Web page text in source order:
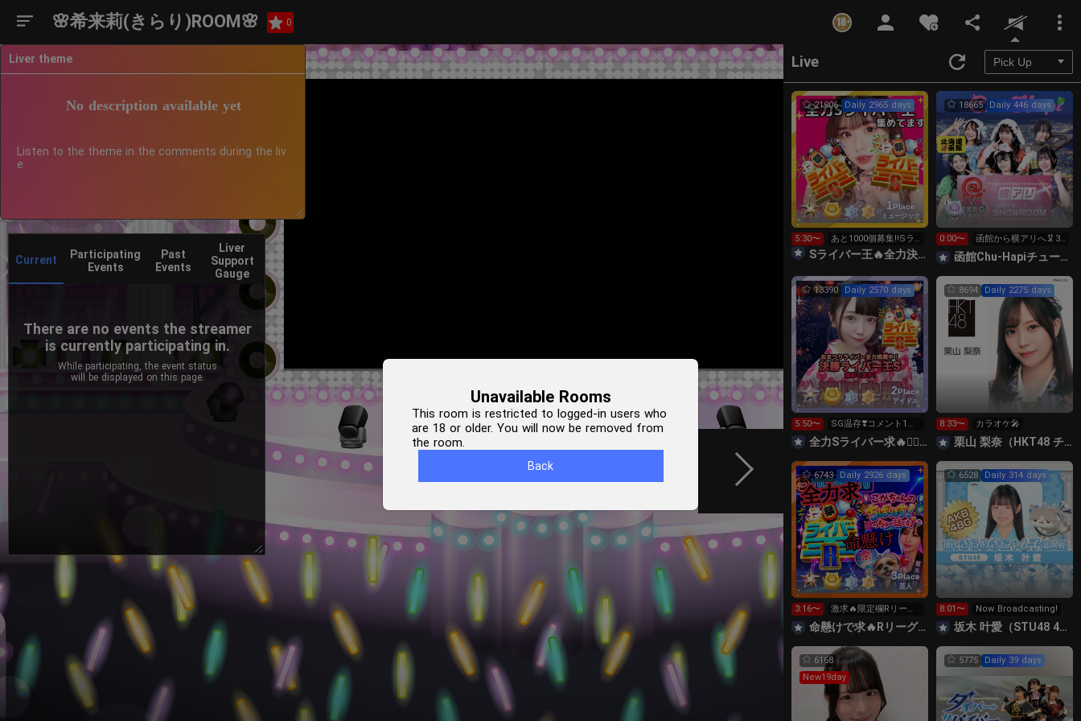
🌸希来莉(きらり)ROOM🌸 0
Unmute
Current
Participating
Events
Past
Events
Liver
Support
Gauge
There are no events the streamer
is currently participating in.
While participating, the event status
will be displayed on this page.
Liver theme
No description available yet
Listen to the theme in the comments during the liv
e
Live
1Place
ミュージック
21906 Daily 2965 days
5:30〜
あと1000個募集‼️Sラ
イバー王👑投げれま
Sライバー王🔥全力決勝🗽🌈Annnnnaの空⛱
18665 Daily 446 days
0:00〜
函館から横アリへ🦑32
0万pt目標！キラ星
求！
函館Chu-Hapiチューハピ🌈
2Place
アイドル
13390 Daily 2570 days
5:50〜
SG温存❣️コメント1回
で無料の S求🧡
全力Sライバー求🔥❤️‍🔥147cm深川史那のルーム🐸🎈
8694 Daily 2275 days
8:33〜 カラオケ🎤
栗山 梨奈（HKT48 チームKIV）
3Place
芸人
6743 Daily 2926 days
3:16〜
激求🔥限定欄Rリーグ
👑0時～枠に来れる方
ギフト温存
命懸けで求🔥Rリーグ👑夏祭実行委員長🎆こがちゃんのちばります
6528 Daily 314 days
8:01〜 Now Broadcasting!
坂木 叶愛（STU48 4期研究生）
6168
New19day
5775 Daily 39 days
Unavailable Rooms
This room is restricted to logged-in users who
are 18 or older. You will now be removed from
the room.
Back